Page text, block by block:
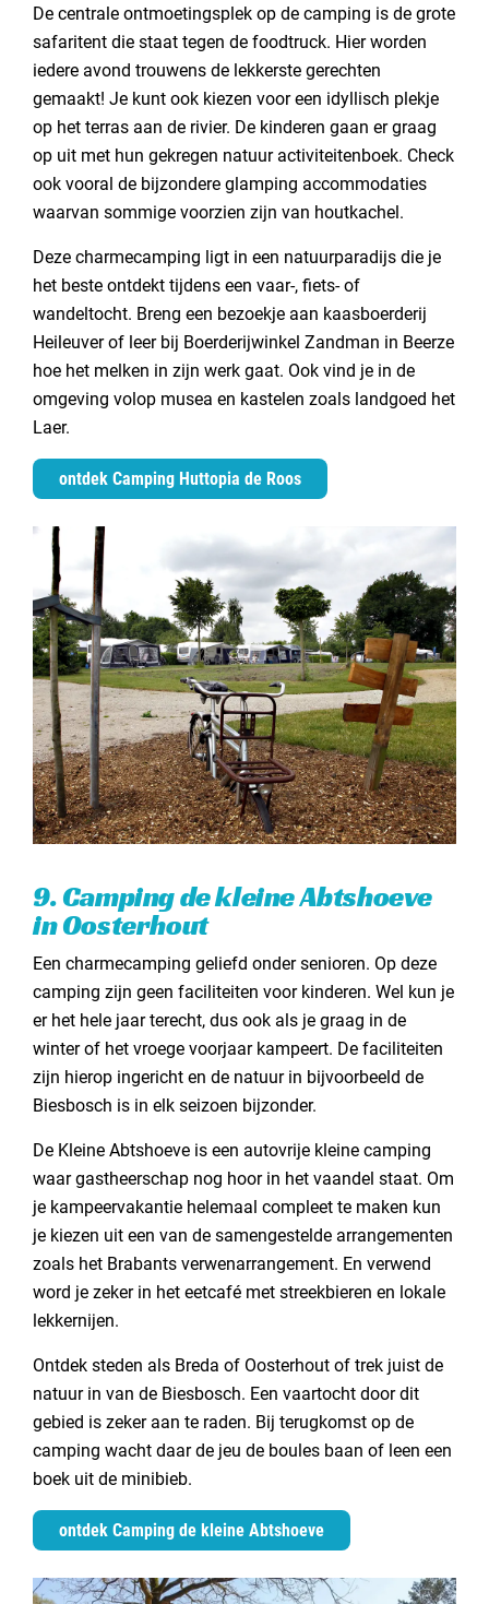
De centrale ontmoetingsplek op de camping is de grote
safaritent die staat tegen de foodtruck. Hier worden
iedere avond trouwens de lekkerste gerechten
gemaakt! Je kunt ook kiezen voor een idyllisch plekje
op het terras aan de rivier. De kinderen gaan er graag
op uit met hun gekregen natuur activiteitenboek. Check
ook vooral de bijzondere glamping accommodaties
waarvan sommige voorzien zijn van houtkachel.
Deze charmecamping ligt in een natuurparadijs die je
het beste ontdekt tijdens een vaar-, fiets- of
wandeltocht. Breng een bezoekje aan kaasboerderij
Heileuver of leer bij Boerderijwinkel Zandman in Beerze
hoe het melken in zijn werk gaat. Ook vind je in de
omgeving volop musea en kastelen zoals landgoed het
Laer.
ontdek Camping Huttopia de Roos
9. Camping de kleine Abtshoeve
in Oosterhout
Een charmecamping geliefd onder senioren. Op deze
camping zijn geen faciliteiten voor kinderen. Wel kun je
er het hele jaar terecht, dus ook als je graag in de
winter of het vroege voorjaar kampeert. De faciliteiten
zijn hierop ingericht en de natuur in bijvoorbeeld de
Biesbosch is in elk seizoen bijzonder.
De Kleine Abtshoeve is een autovrije kleine camping
waar gastheerschap nog hoor in het vaandel staat. Om
je kampeervakantie helemaal compleet te maken kun
je kiezen uit een van de samengestelde arrangementen
zoals het Brabants verwenarrangement. En verwend
word je zeker in het eetcafé met streekbieren en lokale
lekkernijen.
Ontdek steden als Breda of Oosterhout of trek juist de
natuur in van de Biesbosch. Een vaartocht door dit
gebied is zeker aan te raden. Bij terugkomst op de
camping wacht daar de jeu de boules baan of leen een
boek uit de minibieb.
ontdek Camping de kleine Abtshoeve